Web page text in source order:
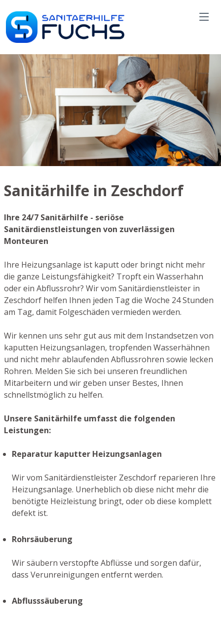
Sanitärhilfe in Zeschdorf
Ihre 24/7 Sanitärhilfe - seriöse
Sanitärdienstleistungen von zuverlässigen
Monteuren
Ihre Heizungsanlage ist kaputt oder bringt nicht mehr
die ganze Leistungsfähigkeit? Tropft ein Wasserhahn
oder ein Abflussrohr? Wir vom Sanitärdienstleister in
Zeschdorf helfen Ihnen jeden Tag die Woche 24 Stunden
am Tag, damit Folgeschäden vermieden werden.
Wir kennen uns sehr gut aus mit dem Instandsetzen von
kaputten Heizungsanlagen, tropfenden Wasserhähnen
und nicht mehr ablaufenden Abflussrohren sowie lecken
Rohren. Melden Sie sich bei unseren freundlichen
Mitarbeitern und wir geben unser Bestes, Ihnen
schnellstmöglich zu helfen.
Unsere Sanitärhilfe umfasst die folgenden
Leistungen:
Reparatur kaputter Heizungsanlagen
Wir vom Sanitärdienstleister Zeschdorf reparieren Ihre
Heizungsanlage. Unerheblich ob diese nicht mehr die
benötigte Heizleistung bringt, oder ob diese komplett
defekt ist.
Rohrsäuberung
Wir säubern verstopfte Abflüsse und sorgen dafür,
dass Verunreinigungen entfernt werden.
Abflusssäuberung